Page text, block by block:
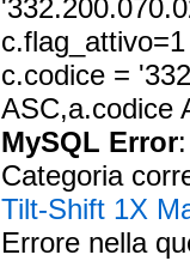
c.codice =
ASC,a.codice
MySQL Error
Categoria
Tilt-Shift 1X
Errore nella